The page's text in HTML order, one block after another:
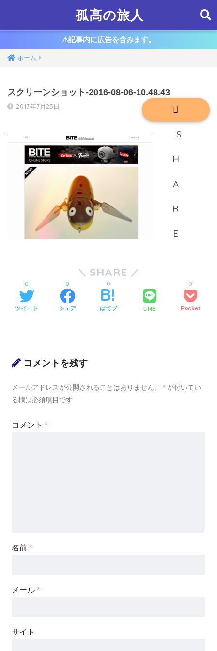
孤高の旅人
⚠︎記事内に広告を含みます。
ホーム
スクリーンショット-2016-08-06-10.48.43
2017年7月25日
SHARE
ツイート
0
シェア
0
はてブ
0
LINE Pocket
0
コメントを残す
メールアドレスが公開されることはありません。 * が付いてい
る欄は必須項目です
コメント *
名前 *
メール *
サイト